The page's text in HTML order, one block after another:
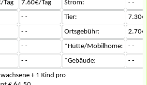
Tag 7.60€/Tag Strom:
- -
- - Tier:
- - Ortsgebühr:
- - *Hütte/Mobilhome:
- -
- - *Gebäude:
- -
+ 1 Kind pro